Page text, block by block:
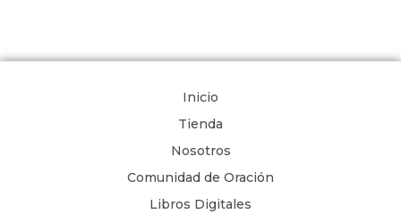
Inicio
Tienda
Nosotros
Comunidad de Oración
Libros Digitales